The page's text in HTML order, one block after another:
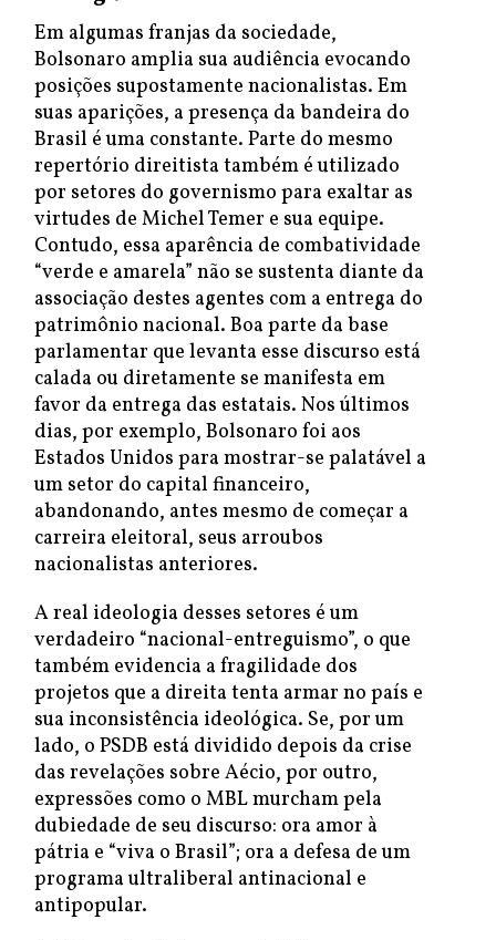
Em algumas franjas da sociedade,
Bolsonaro amplia sua audiência evocando
posições supostamente nacionalistas. Em
suas aparições, a presença da bandeira do
Brasil é uma constante. Parte do mesmo
repertório direitista também é utilizado
por setores do governismo para exaltar as
virtudes de Michel Temer e sua equipe.
Contudo, essa aparência de combatividade
“verde e amarela” não se sustenta diante da
associação destes agentes com a entrega do
patrimônio nacional. Boa parte da base
parlamentar que levanta esse discurso está
calada ou diretamente se manifesta em
favor da entrega das estatais. Nos últimos
dias, por exemplo, Bolsonaro foi aos
Estados Unidos para mostrar-se palatável a
um setor do capital financeiro,
abandonando, antes mesmo de começar a
carreira eleitoral, seus arroubos
nacionalistas anteriores.
A real ideologia desses setores é um
verdadeiro “nacional-entreguismo”, o que
também evidencia a fragilidade dos
projetos que a direita tenta armar no país e
sua inconsistência ideológica. Se, por um
lado, o PSDB está dividido depois da crise
das revelações sobre Aécio, por outro,
expressões como o MBL murcham pela
dubiedade de seu discurso: ora amor à
pátria e “viva o Brasil”; ora a defesa de um
programa ultraliberal antinacional e
antipopular.